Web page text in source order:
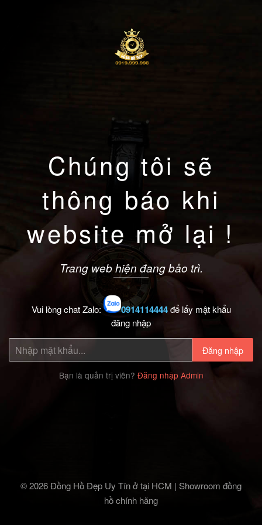
Chúng tôi sẽ
thông báo khi
website mở lại !
Trang web hiện đang bảo trì.
Vui lòng chat Zalo: 0914114444để lấy mật khẩu
đăng nhập
Đăng nhập
Bạn là quản trị viên? Đăng nhập Admin
© 2026 Đồng Hồ Đẹp Uy Tín ở tại HCM | Showroom đồng
hồ chính hãng‎